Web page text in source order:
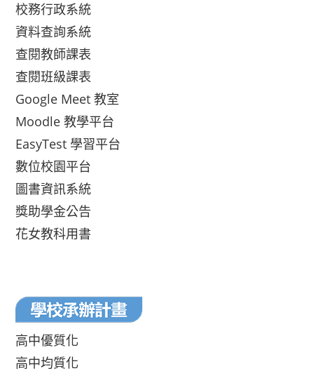
校務行政系統
資料查詢系統
查閱教師課表
查閱班級課表
Google Meet 教室
Moodle 教學平台
EasyTest 學習平台
數位校園平台
圖書資訊系統
獎助學金公告
花女教科用書
高中優質化
高中均質化